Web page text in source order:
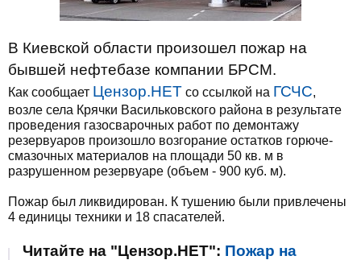
В Киевской области произошел пожар на
бывшей нефтебазе компании БРСМ.
Как сообщает Цензор.НЕТ со ссылкой на ГСЧС,
возле села Крячки Васильковского района в результате
проведения газосварочных работ по демонтажу
резервуаров произошло возгорание остатков горюче-
смазочных материалов на площади 50 кв. м в
разрушенном резервуаре (объем - 900 куб. м).
Пожар был ликвидирован. К тушению были привлечены
4 единицы техники и 18 спасателей.
Читайте на "Цензор.НЕТ": Пожар на